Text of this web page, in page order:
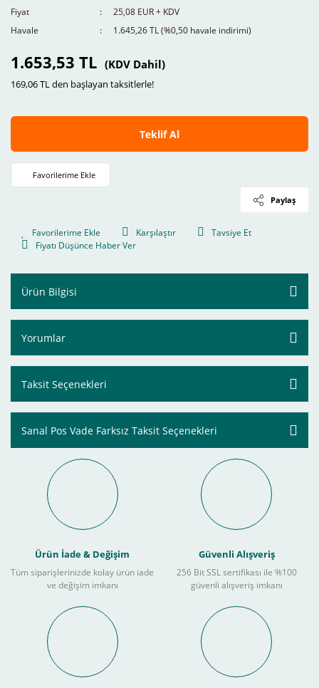
Fiyat
25,08 EUR + KDV
Havale
1.645,26 TL (%0,50 havale indirimi)
1.653,53 TL (KDV Dahil)
169,06 TL den başlayan taksitlerle!
Teklif Al
Paylaş
Karşılaştır
Tavsiye Et
Fiyatı Düşünce Haber Ver
Ürün Bilgisi
Yorumlar
Taksit Seçenekleri
Sanal Pos Vade Farksız Taksit Seçenekleri
Ürün İade & Değişim
Tüm siparişlerinizde kolay ürün iade
ve değişim imkanı
Güvenli Alışveriş
256 Bit SSL sertifikası ile %100
güvenli alışveriş imkanı